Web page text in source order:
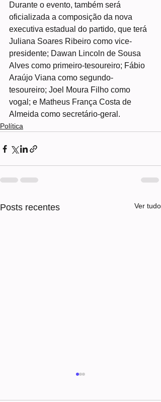
Durante o evento, também será
oficializada a composição da nova
executiva estadual do partido, que terá
Juliana Soares Ribeiro como vice-
presidente; Dawan Lincoln de Sousa
Alves como primeiro-tesoureiro; Fábio
Araújo Viana como segundo-
tesoureiro; Joel Moura Filho como
vogal; e Matheus França Costa de
Almeida como secretário-geral.
Política
Posts recentes Ver tudo